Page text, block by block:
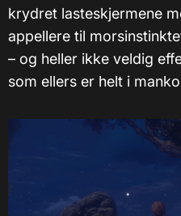
krydret lasteskjermene
appellere til
– og heller ikke veldig
som ellers er helt i